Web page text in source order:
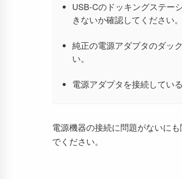
USB-Cのドッキングステー
きないか確認してください。
純正の電源アダプタのダッ
い。
電源アダプタを接続してい
電源機器の接続に問題がないに
でください。